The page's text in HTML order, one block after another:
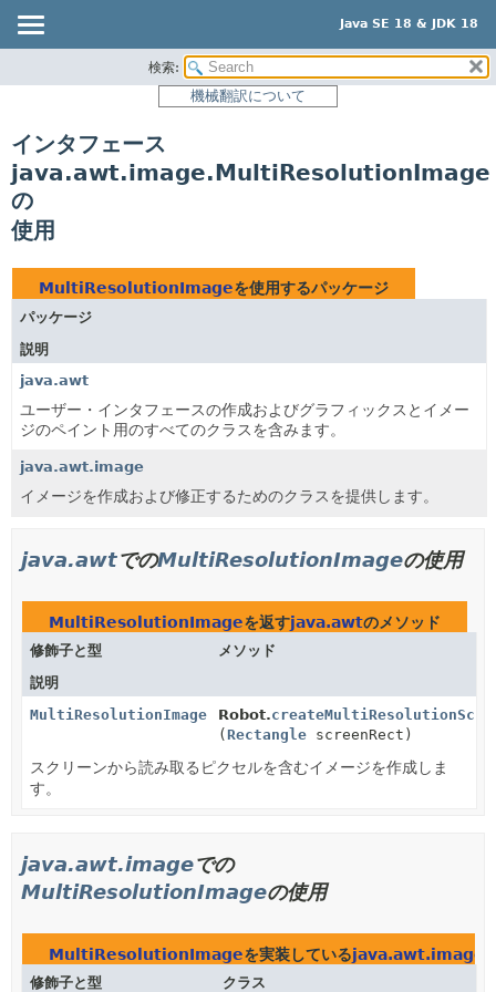
Java SE 18 & JDK 18
パッケージ
クラス
使用
ツリー
新規
非推奨
索引
ヘルプ
検索:
機械翻訳について
インタフェース
java.awt.image.MultiResolutionImage
の
使用
MultiResolutionImageを使用するパッケージ
パッケージ
説明
java.awt
ユーザー・インタフェースの作成およびグラフィックスとイメー
ジのペイント用のすべてのクラスを含みます。
java.awt.image
イメージを作成および修正するためのクラスを提供します。
java.awtでのMultiResolutionImageの使用
MultiResolutionImageを返すjava.awtのメソッド
修飾子と型
メソッド
説明
MultiResolutionImage
Robot.
(Rectangle screenRect)
スクリーンから読み取るピクセルを含むイメージを作成しま
す。
java.awt.imageでの
MultiResolutionImageの使用
MultiResolutionImageを実装しているjava.awt.image
修飾子と型 クラス